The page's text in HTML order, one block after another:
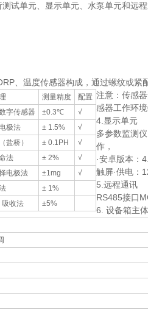
试单元、显示单元、水泵单元和远
、温度传感器构成，通过螺纹或
测量精度
配置
字传感器 ±0.3℃
√
极法 ± 1.5%
√
盐桥） ± 0.1PH
√
法 ± 2%
√
电极法 ±1mg
√
± 1%
吸收法 ±5%
注意：传感
感器工作环
4.显示单元
多参数监测
作，
·安卓版本：
触屏·供电：
5.远程通讯
RS485接口
6. 设备箱主